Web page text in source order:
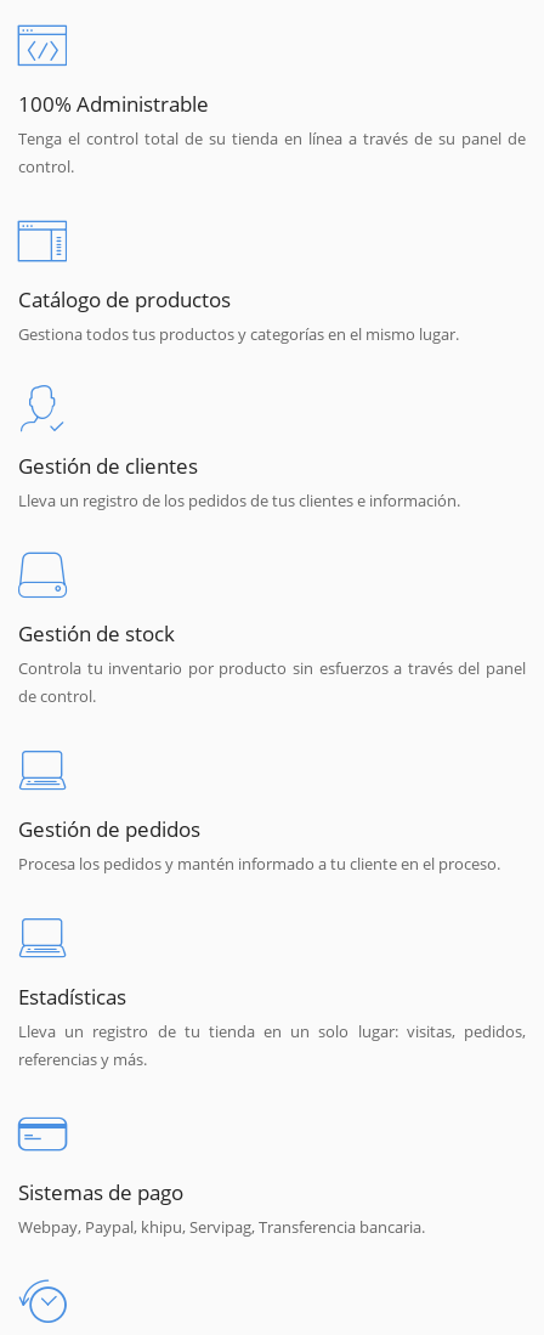
100% Administrable
Tenga el control total de su tienda en línea a través de su panel de
control.
Catálogo de productos
Gestiona todos tus productos y categorías en el mismo lugar.
Gestión de clientes
Lleva un registro de los pedidos de tus clientes e información.
Gestión de stock
Controla tu inventario por producto sin esfuerzos a través del panel
de control.
Gestión de pedidos
Procesa los pedidos y mantén informado a tu cliente en el proceso.
Estadísticas
Lleva un registro de tu tienda en un solo lugar: visitas, pedidos,
referencias y más.
Sistemas de pago
Webpay, Paypal, khipu, Servipag, Transferencia bancaria.